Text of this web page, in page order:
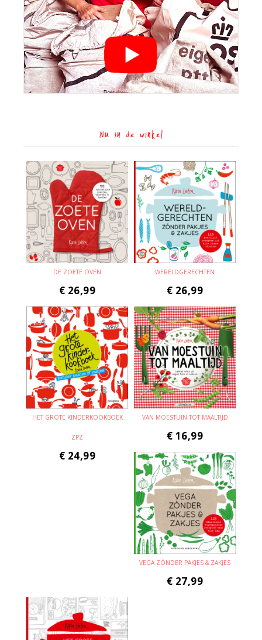
Nu in de winkel
DE ZOETE OVEN
€ 26,99
WERELDGERECHTEN
€ 26,99
HET GROTE KINDERKOOKBOEK
ZPZ
€ 24,99
VAN MOESTUIN TOT MAALTIJD
€ 16,99
VEGA ZÓNDER PAKJES & ZAKJES
€ 27,99